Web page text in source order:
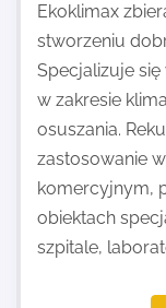
Ekoklimax
stworzeniu
Specjalizuje
w zakresie
osuszania.
zastosowanie
komercyjnym,
obiektach
szpitale,